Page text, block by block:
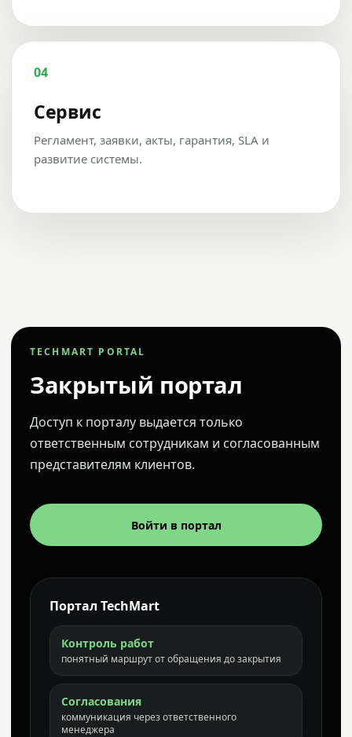
04
Сервис
Регламент, заявки, акты, гарантия, SLA и
развитие системы.
TECHMART PORTAL
Закрытый портал
Доступ к порталу выдается только
ответственным сотрудникам и согласованным
представителям клиентов.
Войти в портал
Портал TechMart
Контроль работ
понятный маршрут от обращения до закрытия
Согласования
коммуникация через ответственного
менеджера